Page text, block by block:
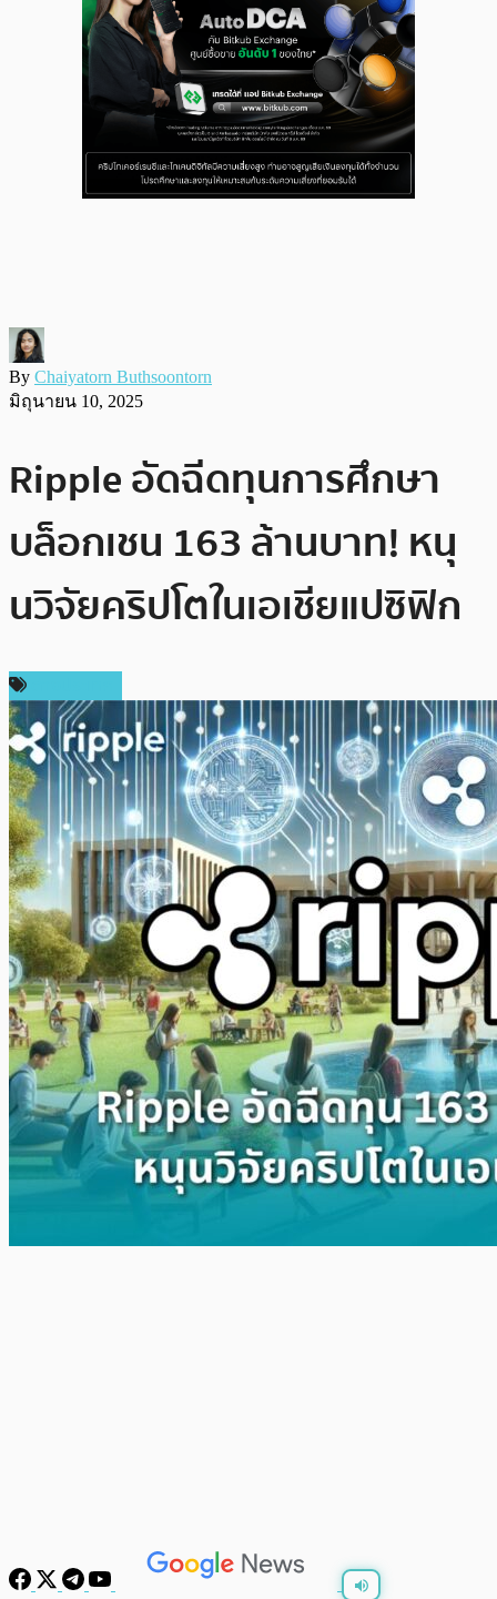
By Chaiyatorn Buthsoontorn
มิถุนายน 10, 2025
Ripple อัดฉีดทุนการศึกษา
บล็อกเชน 163 ล้านบาท! หนุ
นวิจัยคริปโตในเอเชียแปซิฟิก